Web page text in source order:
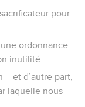
pour
ordonnance
inutilité
et d’autre part,
laquelle nous